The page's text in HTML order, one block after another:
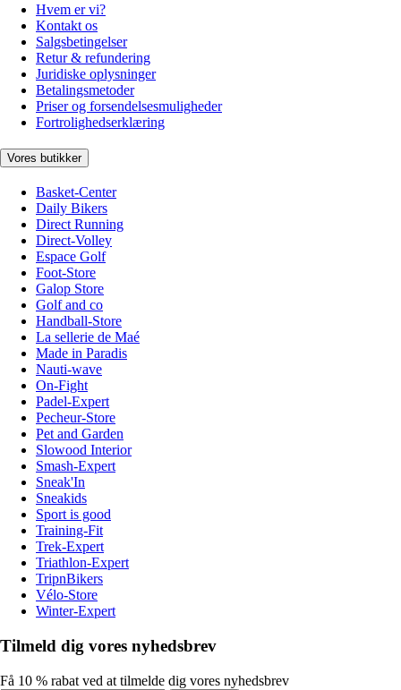
Hvem er vi?
Kontakt os
Salgsbetingelser
Retur & refundering
Juridiske oplysninger
Betalingsmetoder
Priser og forsendelsesmuligheder
Fortrolighedserklæring
Vores butikker
Basket-Center
Daily Bikers
Direct Running
Direct-Volley
Espace Golf
Foot-Store
Galop Store
Golf and co
Handball-Store
La sellerie de Maé
Made in Paradis
Nauti-wave
On-Fight
Padel-Expert
Pecheur-Store
Pet and Garden
Slowood Interior
Smash-Expert
Sneak'In
Sneakids
Sport is good
Training-Fit
Trek-Expert
Triathlon-Expert
TripnBikers
Vélo-Store
Winter-Expert
Tilmeld dig vores nyhedsbrev
Få 10 % rabat ved at tilmelde dig vores nyhedsbrev